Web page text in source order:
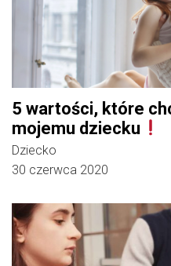
5 wartości, które
mojemu dziecku
Dziecko
30 czerwca 2020